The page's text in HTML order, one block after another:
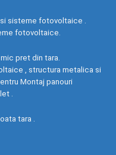
sisteme fotovoltaice .
fotovoltaice.
pret din tara.
, structura metalica si
Montaj panouri
.
tara .